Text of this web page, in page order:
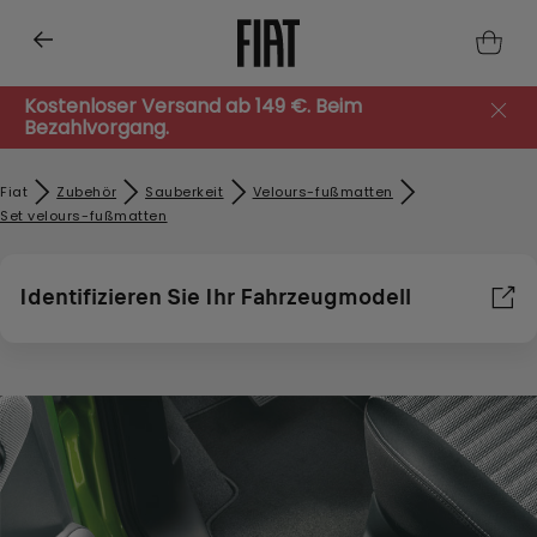
Kostenloser Versand ab 149 €. Beim
Bezahlvorgang.
Fiat Zubehör​ Sauberkeit
Velours-fußmatten
Set velours-fußmatten
Identifizieren Sie Ihr Fahrzeugmodell